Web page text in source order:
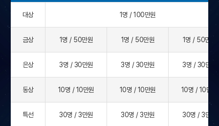
대상 1명 / 100만원
금상 1명 / 50만원 1명 / 50만원 1명 / 50만원
은상 3명 / 30만원 3명 / 30만원 3명 / 30만원
동상 10명 / 10만원 10명 / 10만원 10명 / 10만원
특선 30명 / 3만원 30명 / 3만원 30명 / 3만원